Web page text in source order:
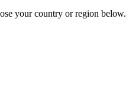
your country or region below.